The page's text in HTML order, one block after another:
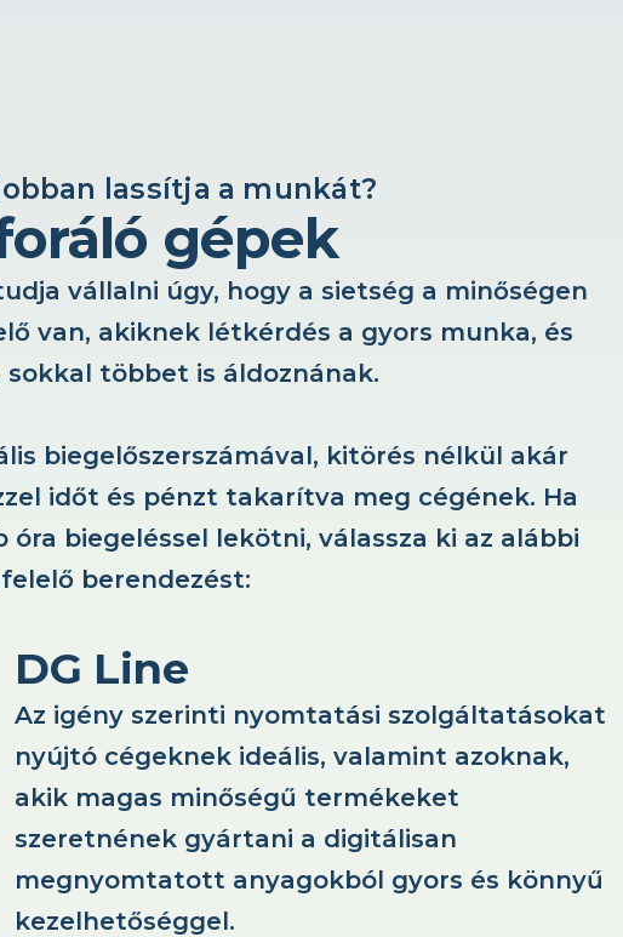
lassítja a munkát?
gépek
vállalni úgy, hogy a sietség a minőségen
van, akiknek létkérdés a gyors munka, és
többet is áldoznának.
biegelőszerszámával, kitörés nélkül akár
időt és pénzt takarítva meg cégének. Ha
biegeléssel lekötni, válassza ki az alábbi
berendezést:
DG Line
Az igény szerinti nyomtatási szolgáltatásokat
nyújtó cégeknek ideális, valamint azoknak,
akik magas minőségű termékeket
szeretnének gyártani a digitálisan
megnyomtatott anyagokból gyors és könnyű
kezelhetőséggel.